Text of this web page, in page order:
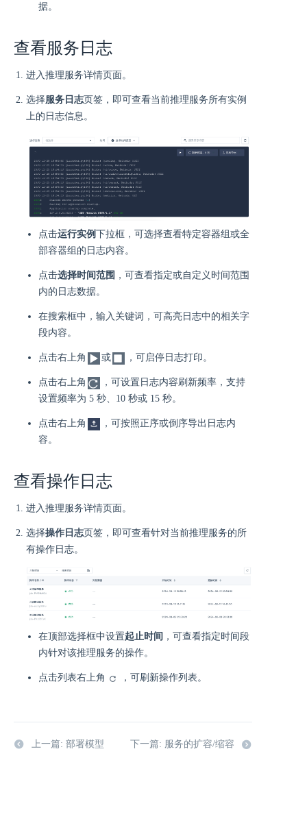
据。
查看服务日志
进入推理服务详情页面。
选择服务日志页签，即可查看当前推理服务所有实例
上的日志信息。
点击运行实例下拉框，可选择查看特定容器组或全
部容器组的日志内容。
点击选择时间范围 ，可查看指定或自定义时间范围
内的日志数据。
在搜索框中，输入关键词，可高亮日志中的相关字
段内容。
点击右上角 或 ，可启停日志打印。
点击右上角
，可设置日志内容刷新频率，支持
设置频率为 5 秒、10 秒或 15 秒。
点击右上角
，可按照正序或倒序导出日志内
容。
查看操作日志
进入推理服务详情页面。
选择操作日志页签，即可查看针对当前推理服务的所
有操作日志。
在顶部选择框中设置起止时间 ，可查看指定时间段
内针对该推理服务的操作。
点击列表右上角 ，可刷新操作列表。
上一篇: 部署模型 下一篇: 服务的扩容/缩容